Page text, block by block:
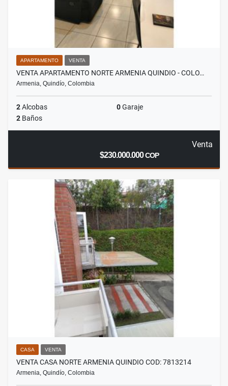
APARTAMENTO VENTA
VENTA APARTAMENTO NORTE ARMENIA QUINDIO - COLO…
Armenia, Quindío, Colombia
2Alcobas 0Garaje
2 Baños
Venta
$230.000.000COP
CASA VENTA
VENTA CASA NORTE ARMENIA QUINDIO COD: 7813214
Armenia, Quindío, Colombia